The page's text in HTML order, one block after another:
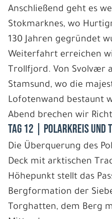
Anschließend geht es
Stokmarknes, wo
130 Jahren gegründet
Weiterfahrt erreichen
Trollfjord. Von Svolvær
Stamsund, wo die
Lofotenwand bestaunt
Abend brechen wir
Tag 12 | Polarkreis und
Die Überquerung des
Deck mit arktischen
Höhepunkt stellt das
Bergformation der
Torghatten, dem Berg